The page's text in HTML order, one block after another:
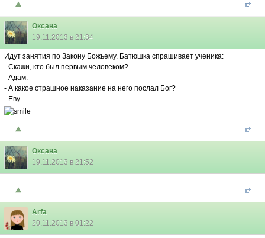
Оксана
19.11.2013 в 21:34
Идут занятия по Закону Божьему. Батюшка спрашивает ученика:
- Скажи, кто был первым человеком?
- Адам.
- А какое страшное наказание на него послал Бог?
- Еву.
Оксана
19.11.2013 в 21:52
Arfa
20.11.2013 в 01:22